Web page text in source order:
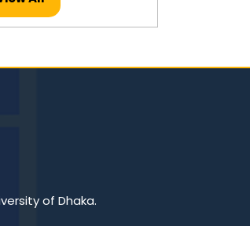
মৃত্তিকাবিজ্ঞান বিষয়ের ফলাফল
প্রকাশ।
বিষয়ের ফলাফল প্রকাশ।
of Dhaka.